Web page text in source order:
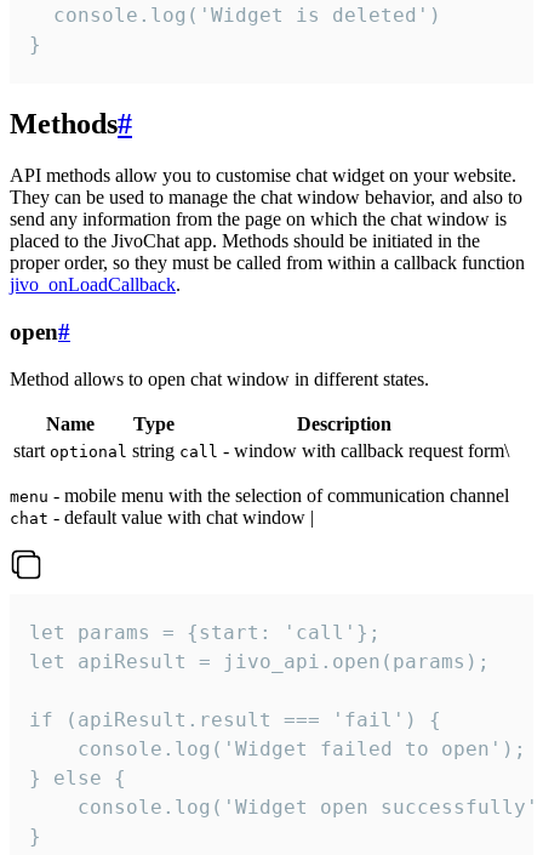
  console.log('Widget is deleted')
}
Methods#
API methods allow you to customise chat widget on your website.
They can be used to manage the chat window behavior, and also to
send any information from the page on which the chat window is
placed to the JivoChat app. Methods should be initiated in the
proper order, so they must be called from within a callback function
jivo_onLoadCallback.
open#
Method allows to open chat window in different states.
Name Type
Description
start optional string call - window with callback request form\
menu - mobile menu with the selection of communication channel
chat - default value with chat window |
let params = {start: 'call'};
let apiResult = jivo_api.open(params);
if (apiResult.result === 'fail') {
    console.log('Widget failed to open');
} else {
console.log('Widget open
}